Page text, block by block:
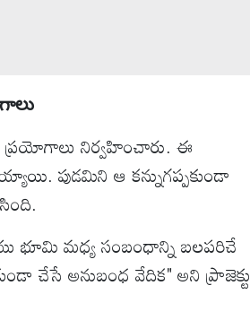
నిర్వహించారు. ఈ
పుడమిని ఆ కన్నుగప్పకుండా
భూమి మధ్య సంబంధాన్ని బలపరిచే
చేసే అనుబంధ వేదిక" అని ప్రాజెక్టు